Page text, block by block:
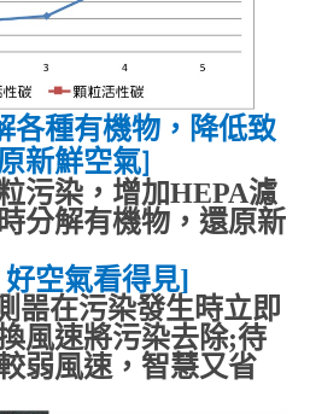
各種有機物，降低致
新鮮空氣
污染，增加HEPA濾
分解有機物，還原新
空氣看得見]
噐在污染發生時立即
風速將污染去除;待
弱風速，智慧又省